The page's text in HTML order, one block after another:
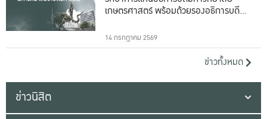
เกษตรศาสตร์ พร้อมด้วยรองอธิการบดีทั้ง
14 กรกฎาคม 2569
ข่าวทั้งหมด
ข่าวนิสิต